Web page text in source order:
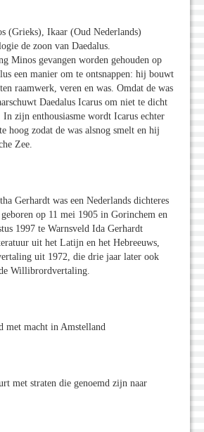
(Grieks), Ikaar (Oud Nederlands)
de zoon van Daedalus.
Minos gevangen worden gehouden op
een manier om te ontsnappen: hij bouwt
raamwerk, veren en was. Omdat de was
Daedalus Icarus om niet te dicht
zijn enthousiasme wordt Icarus echter
hoog zodat de was alsnog smelt en hij
Zee.
Gerhardt was een Nederlands dichteres
op 11 mei 1905 in Gorinchem en
1997 te Warnsveld Ida Gerhardt
uit het Latijn en het Hebreeuws,
uit 1972, die drie jaar later ook
Willibrordvertaling.
met macht in Amstelland
met straten die genoemd zijn naar